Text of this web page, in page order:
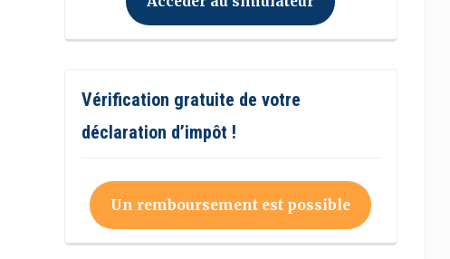
Vérification gratuite de votre
déclaration d’impôt !
Un remboursement est possible